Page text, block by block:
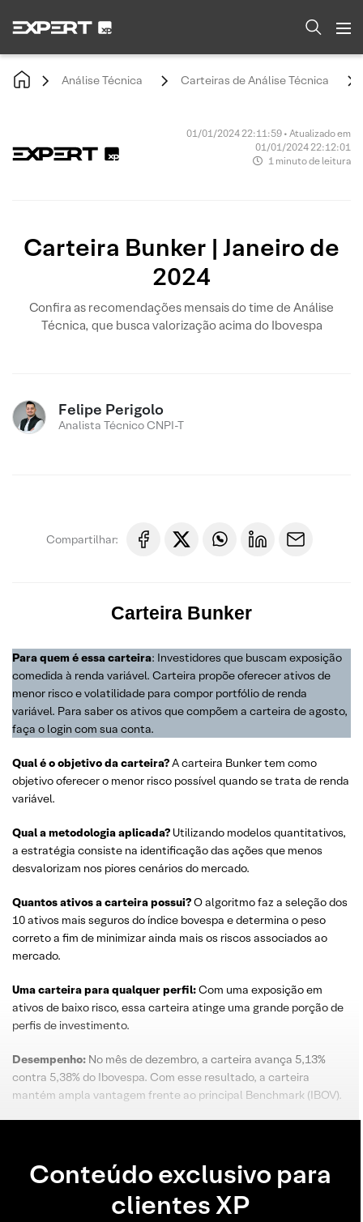
Análise Técnica Carteiras de Análise Técnica
01/01/2024 22:11:59 • Atualizado em
01/01/2024 22:12:01
1 minuto de leitura
Carteira Bunker | Janeiro de
2024
Confira as recomendações mensais do time de Análise
Técnica, que busca valorização acima do Ibovespa
Felipe Perigolo
Analista Técnico CNPI-T
Compartilhar:
Carteira Bunker
Para quem é essa carteira: Investidores que buscam exposição
comedida à renda variável. Carteira propõe oferecer ativos de
menor risco e volatilidade para compor portfólio de renda
variável. Para saber os ativos que compõem a carteira de agosto,
faça o login com sua conta.
Qual é oobjetivodacarteira?A carteira Bunker tem como
objetivo oferecer o menor risco possível quando se trata de renda
variável.
Qual a metodologia aplicada? Utilizando modelos quantitativos,
a estratégia consiste na identificação das ações que menos
desvalorizam nos piores cenários do mercado.
Quantos ativos a carteira possui?O algoritmo faz a seleção dos
10 ativos mais seguros do índice bovespa e determina o peso
correto a fim de minimizar ainda mais os riscos associados ao
mercado.
Uma carteira para qualquer perfil:Com uma exposição em
ativos de baixo risco, essa carteira atinge uma grande porção de
perfis de investimento.
Desempenho: No mês de dezembro, a carteira avança 5,13%
contra 5,38% do Ibovespa. Com esse resultado, a carteira
mantém ampla vantagem frente ao principal Benchmark (IBOV).
Conteúdo exclusivo para
clientes XP